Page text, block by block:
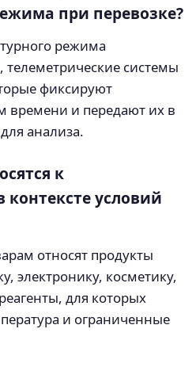
при перевозке?
режима
системы
фиксируют
времени и передают их в
анализа.
к
условий
относят продукты
электронику, косметику,
для которых
и ограниченные